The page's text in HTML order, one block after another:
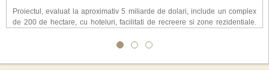
Proiectul, evaluat la aproximativ 5 miliarde de dolari, include un complex
de 200 de hectare, cu hoteluri, facilitati de recreere si zone rezidentiale.
atragerea a pana la 10 milioane de turisti anual. �Luna� ar putea deveni
exclusiv simularea suprafetei lunare.